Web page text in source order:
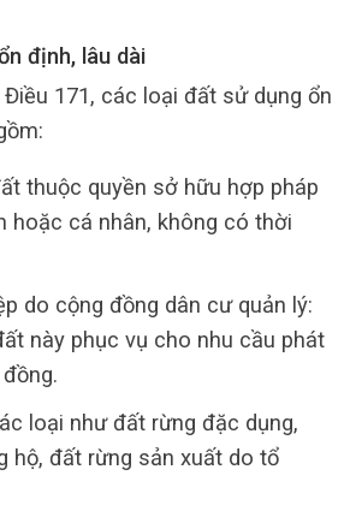
định, lâu dài
171, các loại đất sử dụng ổn
thuộc quyền sở hữu hợp pháp
hoặc cá nhân, không có thời
do cộng đồng dân cư quản lý:
này phục vụ cho nhu cầu phát
loại như đất rừng đặc dụng,
hộ, đất rừng sản xuất do tổ